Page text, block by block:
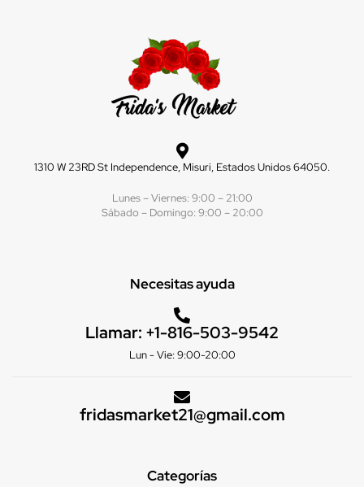
1310 W 23RD St Independence, Misuri, Estados Unidos 64050.
Lunes – Viernes: 9:00 – 21:00
Sábado – Domingo: 9:00 – 20:00
Necesitas ayuda
Llamar: +1-816-503-9542
Lun - Vie: 9:00-20:00
fridasmarket21@gmail.com
Categorías